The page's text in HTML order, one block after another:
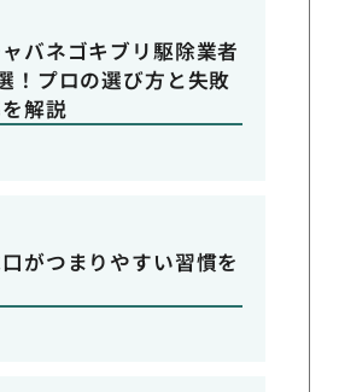
バネゴキブリ駆除業者
！プロの選び方と失敗
解説
がつまりやすい習慣を